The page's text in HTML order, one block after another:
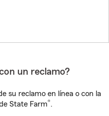
un reclamo?
su reclamo en línea o con la
State Farm®.